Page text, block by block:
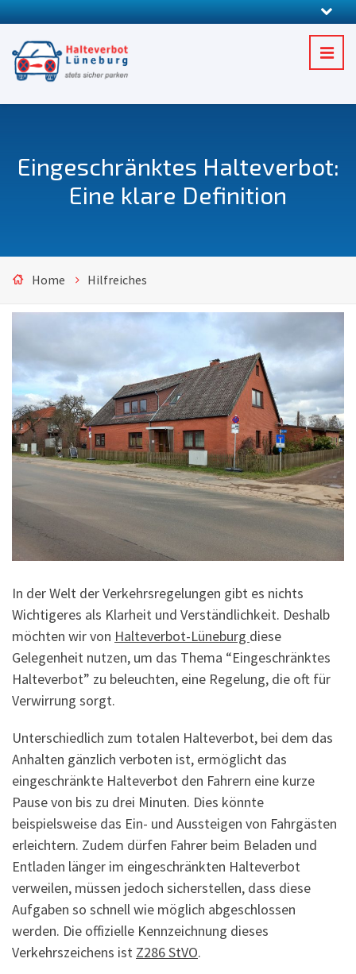
Eingeschränktes Halteverbot:
Eine klare Definition
Home Hilfreiches
In der Welt der Verkehrsregelungen gibt es nichts
Wichtigeres als Klarheit und Verständlichkeit. Deshalb
möchten wir von Halteverbot-Lüneburg diese
Gelegenheit nutzen, um das Thema “Eingeschränktes
Halteverbot” zu beleuchten, eine Regelung, die oft für
Verwirrung sorgt.
Unterschiedlich zum totalen Halteverbot, bei dem das
Anhalten gänzlich verboten ist, ermöglicht das
eingeschränkte Halteverbot den Fahrern eine kurze
Pause von bis zu drei Minuten. Dies könnte
beispielsweise das Ein- und Aussteigen von Fahrgästen
erleichtern. Zudem dürfen Fahrer beim Beladen und
Entladen länger im eingeschränkten Halteverbot
verweilen, müssen jedoch sicherstellen, dass diese
Aufgaben so schnell wie möglich abgeschlossen
werden. Die offizielle Kennzeichnung dieses
Verkehrszeichens ist Z286 StVO.